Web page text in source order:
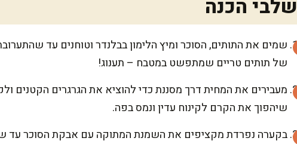
שלבי הכנה
שמים את התותים, הסוכר ומיץ הלימון בבלנדר וטוחנים עד
של תותים טריים שמתפשט במטבח – תענוג!
מעבירים את המחית דרך מסננת כדי להוציא את הגרגרים הקטנים
שיהפוך את הקרם לקינוח עדין ונמס בפה.
בקערה נפרדת מקציפים את השמנת המתוקה עם אבקת הסוכר